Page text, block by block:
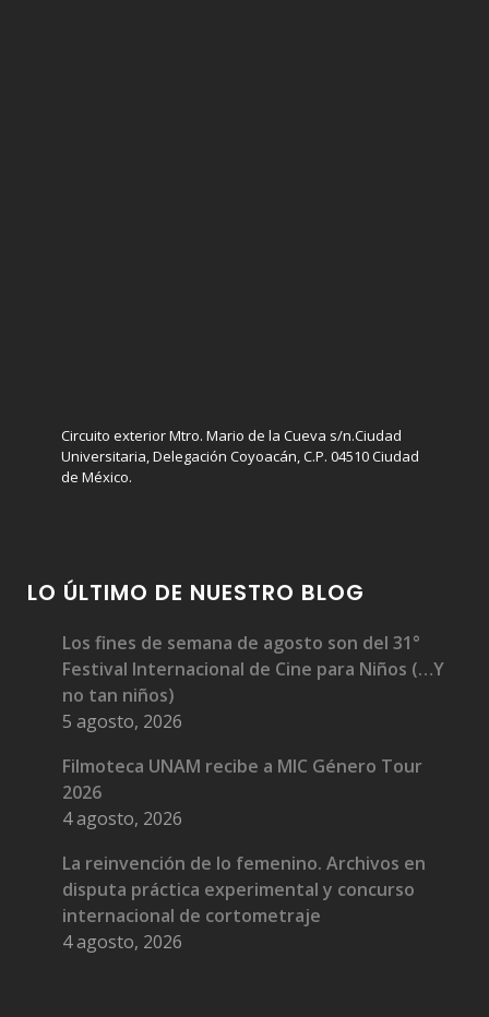
Circuito exterior Mtro. Mario de la Cueva s/n.Ciudad
Universitaria, Delegación Coyoacán, C.P. 04510 Ciudad
de México.
LO ÚLTIMO DE NUESTRO BLOG
Los fines de semana de agosto son del 31°
Festival Internacional de Cine para Niños (…Y
no tan niños)
5 agosto, 2026
Filmoteca UNAM recibe a MIC Género Tour
2026
4 agosto, 2026
La reinvención de lo femenino. Archivos en
disputa práctica experimental y concurso
internacional de cortometraje
4 agosto, 2026